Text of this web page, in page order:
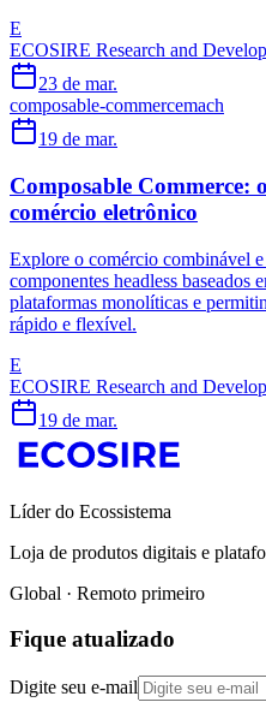
E
ECOSIRE Research and
23 de mar.
composable-commercemach
19 de mar.
Composable
comércio eletrônico
Explore o comércio combinável
componentes headless baseados
plataformas monolíticas e
rápido e flexível.
E
ECOSIRE Research and
19 de mar.
Líder do Ecossistema
Loja de produtos digitais e
Global · Remoto primeiro
Fique atualizado
Digite seu e-mail